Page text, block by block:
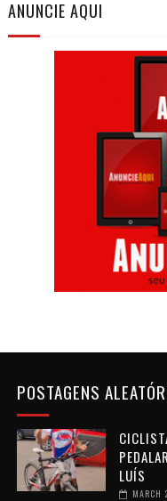
ANUNCIE AQUI
POSTAGENS
LUÍS